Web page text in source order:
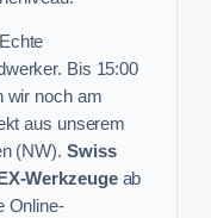
Echte
Bis 15:00
wir noch am
aus unserem
(NW). Swiss
Werkzeugeab
Online-